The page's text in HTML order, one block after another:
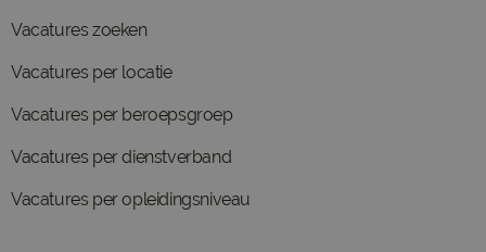
Vacatures zoeken
Vacatures per locatie
Vacatures per beroepsgroep
Vacatures per dienstverband
Vacatures per opleidingsniveau